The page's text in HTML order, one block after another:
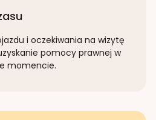
i oczekiwania na wizytę
pomocy prawnej w
momencie.